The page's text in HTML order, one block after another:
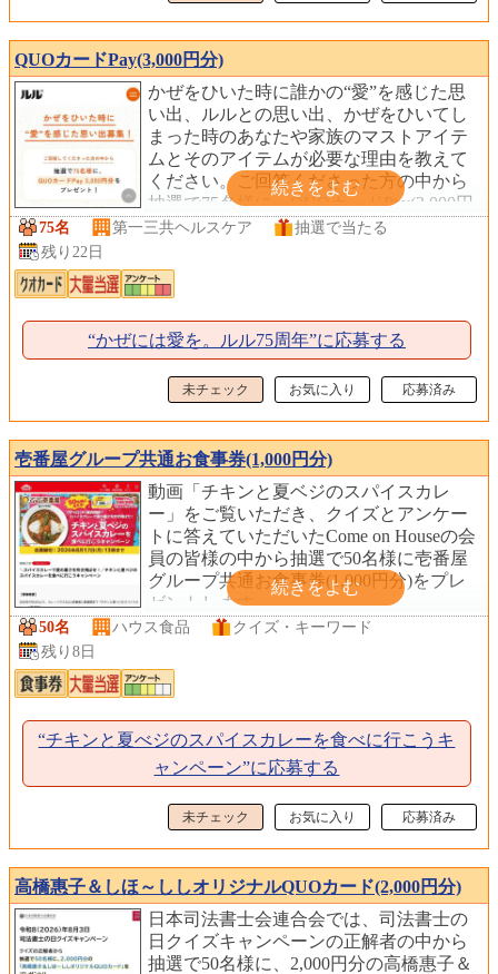
QUOカードPay(3,000円分)
かぜをひいた時に誰かの“愛”を感じた思
い出、ルルとの思い出、かぜをひいてし
まった時のあなたや家族のマストアイテ
ムとそのアイテムが必要な理由を教えて
ください。ご回答くださった方の中から
抽選で75名様に、QUOカードPay(3,000円
分)をプレゼントしています。
75名 第一三共ヘルスケア
抽選で当たる
残り22日
“かぜには愛を。ルル75周年”に応募する
未チェック お気に入り 応募済み
壱番屋グループ共通お食事券(1,000円分)
動画「チキンと夏ベジのスパイスカレ
ー」をご覧いただき、クイズとアンケー
トに答えていただいたCome on Houseの会
員の皆様の中から抽選で50名様に壱番屋
グループ共通お食事券(1,000円分)をプレ
ゼントします。
50名 ハウス食品
クイズ・キーワード
残り8日
“チキンと夏べジのスパイスカレーを食べに行こうキ
ャンペーン”に応募する
未チェック お気に入り 応募済み
高橋惠子＆しほ～ししオリジナルQUOカード(2,000円分)
日本司法書士会連合会では、司法書士の
日クイズキャンペーンの正解者の中から
抽選で50名様に、2,000円分の高橋惠子＆